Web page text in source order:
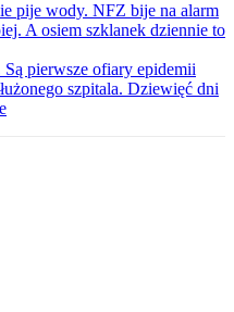
pije wody. NFZ bije na alarm
A osiem szklanek dziennie to
pierwsze ofiary epidemii
szpitala. Dziewięć dni